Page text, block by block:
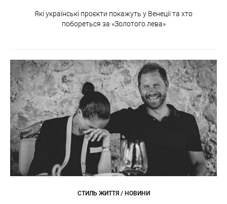
Які українські проєкти покажуть у Венеції та хто
побореться за «Золотого лева»
СТИЛЬ ЖИТТЯ / НОВИНИ